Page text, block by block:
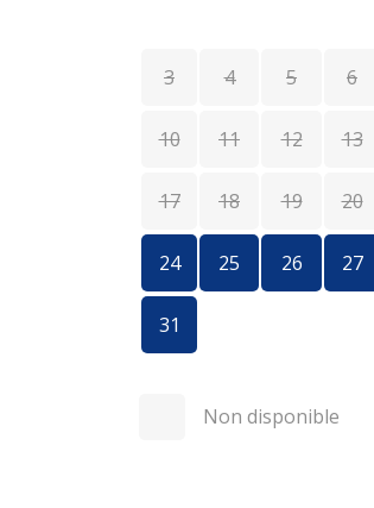
3 4 5 6
10 11 12 13
17 18 19 20
24 25 26 27
31
Non disponible